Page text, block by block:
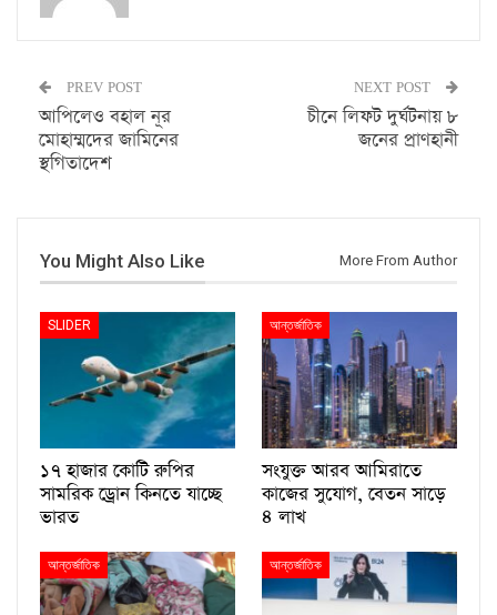
PREV POST
আপিলেও বহাল নূর
মোহাম্মদের জামিনের
স্থগিতাদেশ
NEXT POST
চীনে লিফট দুর্ঘটনায় ৮
জনের প্রাণহানী
You Might Also Like More From Author
SLIDER
১৭ হাজার কোটি রুপির
সামরিক ড্রোন কিনতে যাচ্ছে
ভারত
আন্তর্জাতিক
সংযুক্ত আরব আমিরাতে
কাজের সুযোগ, বেতন সাড়ে
৪ লাখ
আন্তর্জাতিক আন্তর্জাতিক